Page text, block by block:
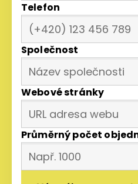
Telefon
Společnost
Webové stránky
Průměrný počet